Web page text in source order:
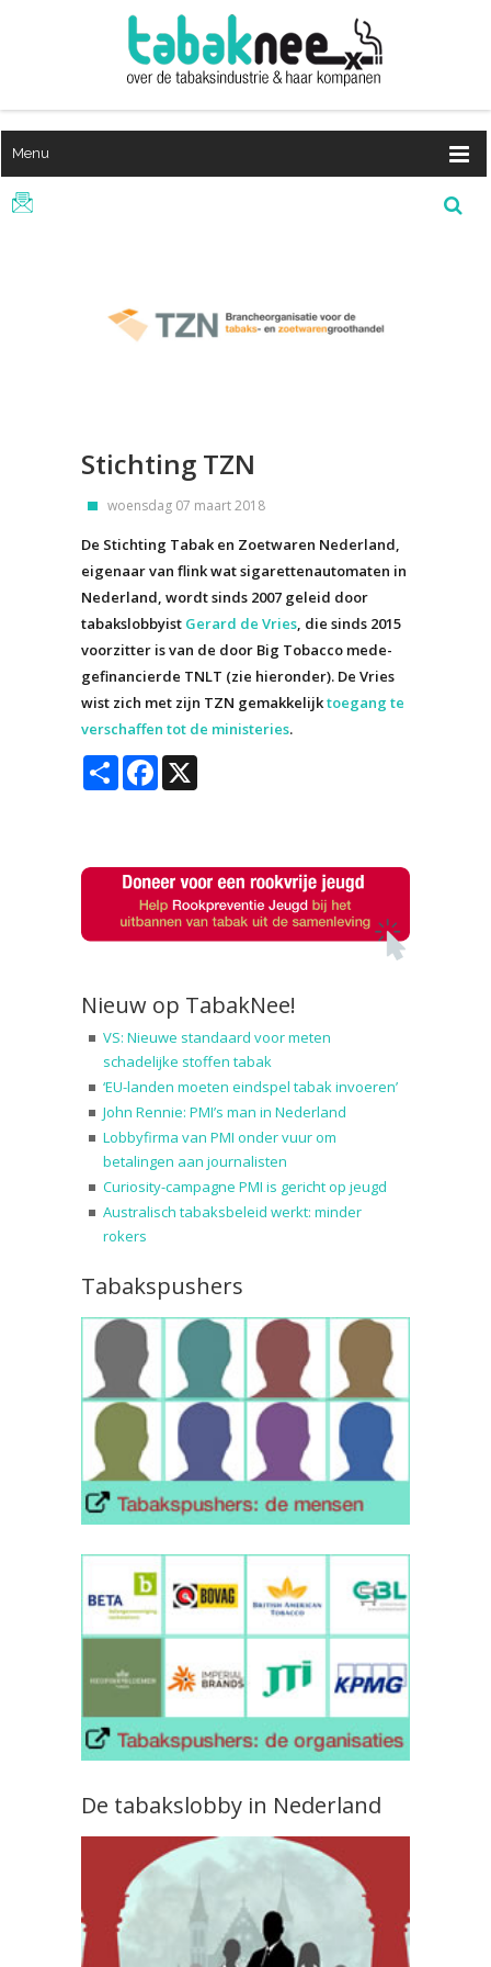
Menu
Stichting TZN
woensdag 07 maart 2018
De Stichting Tabak en Zoetwaren Nederland,
eigenaar van flink wat sigarettenautomaten in
Nederland, wordt sinds 2007 geleid door
tabakslobbyist Gerard de Vries, die sinds 2015
voorzitter is van de door Big Tobacco mede-
gefinancierde TNLT (zie hieronder). De Vries
wist zich met zijn TZN gemakkelijktoegang te
verschaffen tot de ministeries.
Share Facebook
Nieuw op TabakNee!
VS: Nieuwe standaard voor meten
schadelijke stoffen tabak
‘EU-landen moeten eindspel tabak invoeren’
John Rennie: PMI’s man in Nederland
Lobbyfirma van PMI onder vuur om
betalingen aan journalisten
Curiosity-campagne PMI is gericht op jeugd
Australisch tabaksbeleid werkt: minder
rokers
Tabakspushers
De tabakslobby in Nederland